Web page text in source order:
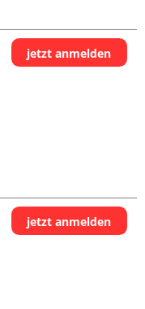
jetzt anmelden
jetzt anmelden